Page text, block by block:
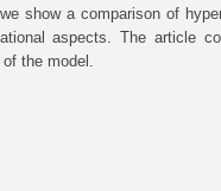
show a comparison of
aspects. The article
the model.